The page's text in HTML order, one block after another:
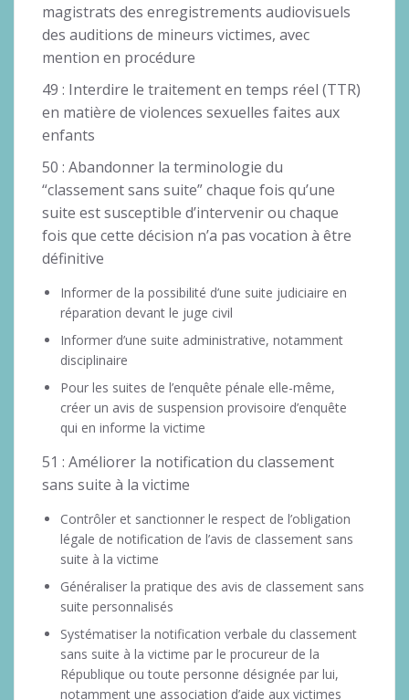
magistrats des enregistrements audiovisuels
des auditions de mineurs victimes, avec
mention en procédure
49 : Interdire le traitement en temps réel (TTR)
en matière de violences sexuelles faites aux
enfants
50 : Abandonner la terminologie du
“classement sans suite” chaque fois qu’une
suite est susceptible d’intervenir ou chaque
fois que cette décision n’a pas vocation à être
définitive
Informer de la possibilité d’une suite judiciaire en
réparation devant le juge civil
Informer d’une suite administrative, notamment
disciplinaire
Pour les suites de l’enquête pénale elle-même,
créer un avis de suspension provisoire d’enquête
qui en informe la victime
51 : Améliorer la notification du classement
sans suite à la victime
Contrôler et sanctionner le respect de l’obligation
légale de notification de l’avis de classement sans
suite à la victime
Généraliser la pratique des avis de classement sans
suite personnalisés
Systématiser la notification verbale du classement
sans suite à la victime par le procureur de la
République ou toute personne désignée par lui,
notamment une association d’aide aux victimes